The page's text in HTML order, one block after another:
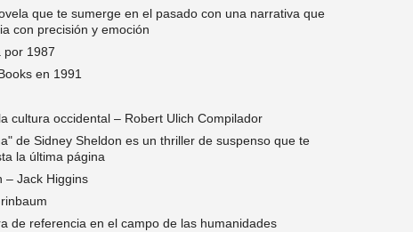
que te sumerge en el pasado con una narrativa que
con precisión y emoción
por 1987
en 1991
cultura occidental – Robert Ulich Compilador
de Sidney Sheldon es un thriller de suspenso que te
la última página
– Jack Higgins
de referencia en el campo de las humanidades